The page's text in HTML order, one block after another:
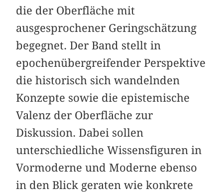
die der Oberfläche mit
ausgesprochener Geringschätzung
begegnet. Der Band stellt in
epochenübergreifender Perspektive
die historisch sich wandelnden
Konzepte sowie die epistemische
Valenz der Oberfläche zur
Diskussion. Dabei sollen
unterschiedliche Wissensfiguren in
Vormoderne und Moderne ebenso
in den Blick geraten wie konkrete